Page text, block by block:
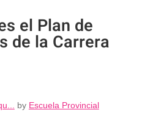
el Plan de
de la Carrera
by Escuela Provincial